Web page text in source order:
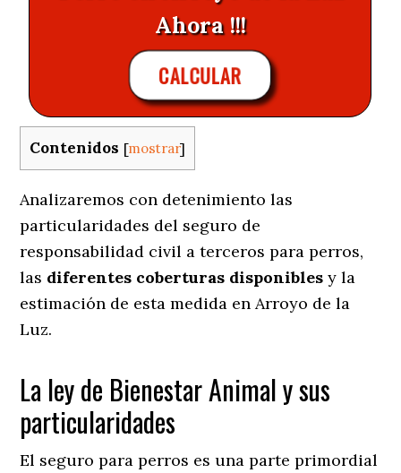
Ahora !!!
CALCULAR
Contenidos [mostrar]
Analizaremos con detenimiento las
particularidades del seguro de
responsabilidad civil a terceros para perros,
las diferentes coberturas disponibles y la
estimación de esta medida en Arroyo de la
Luz.
La ley de Bienestar Animal y sus
particularidades
El seguro para perros es una parte primordial